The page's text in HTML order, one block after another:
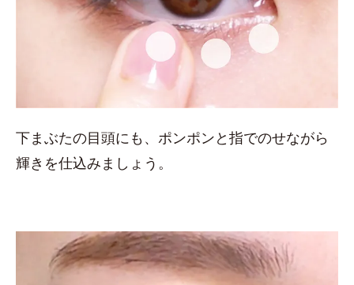
下まぶたの目頭にも、ポンポンと指でのせながら
輝きを仕込みましょう。